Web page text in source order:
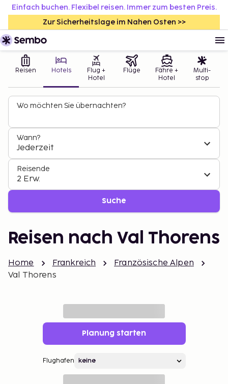
Einfach buchen. Flexibel reisen. Immer zum besten Preis.
Zur Sicherheitslage im Nahen Osten >>
Reisen Hotels
Flug +
Hotel
Flüge
Fähre +
Hotel
Multi-
stop
Wo möchten Sie übernachten?
Wann?
Jederzeit
Reisende
2 Erw.
Suche
Reisen nach Val Thorens
Home Frankreich
Französische Alpen
Val Thorens
Planung starten
Flughafen